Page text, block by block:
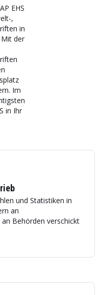
EHS
,
in
der
Im
in Ihr
und Statistiken in
an
Behörden verschickt